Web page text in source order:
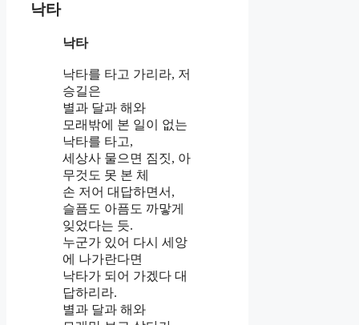
낙타
낙타
낙타를 타고 가리라, 저
승길은
별과 달과 해와
모래밖에 본 일이 없는
낙타를 타고,
세상사 물으면 짐짓, 아
무것도 못 본 체
손 저어 대답하면서,
슬픔도 아픔도 까맣게
잊었다는 듯.
누군가 있어 다시 세앙
에 나가란다면
낙타가 되어 가겠다 대
답하리라.
별과 달과 해와